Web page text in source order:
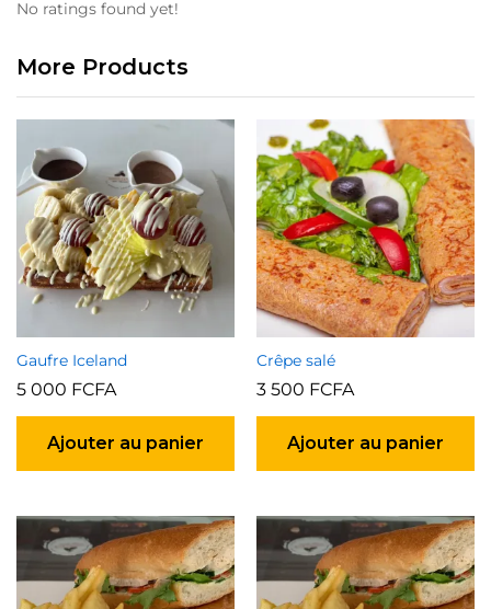
No ratings found yet!
More Products
Gaufre Iceland
5 000 FCFA
Ajouter au panier
Crêpe salé
3 500 FCFA
Ajouter au panier